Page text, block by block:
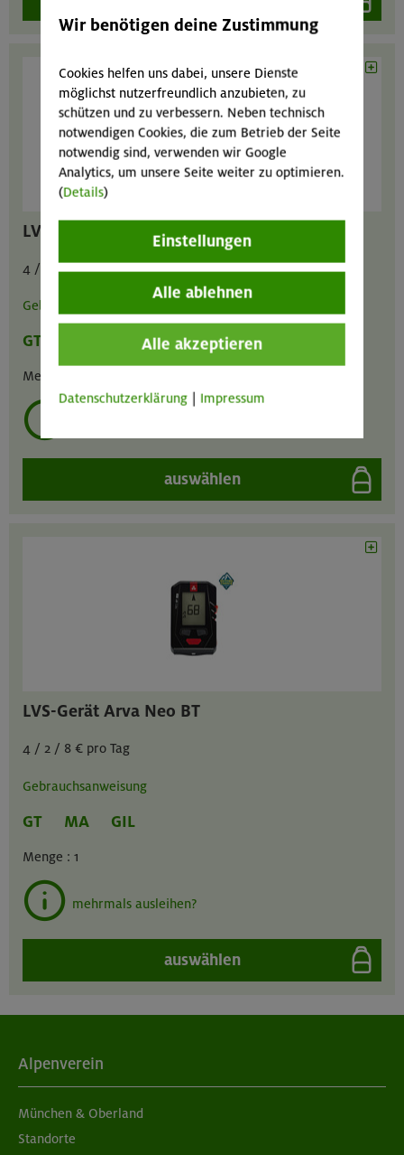
LVS-Gerät Ortovox Diract Voice
4 / 2 / 8 € pro Tag
Gebrauchsanweisung
GT
Menge :
auswählen
LVS-Gerät Arva Neo BT
4 / 2 / 8 € pro Tag
Gebrauchsanweisung
GT MA GIL
Menge : 1
mehrmals ausleihen?
auswählen
Alpenverein
München & Oberland
Standorte
Wir benötigen deine Zustimmung
Cookies helfen uns dabei, unsere Dienste
möglichst nutzerfreundlich anzubieten, zu
schützen und zu verbessern. Neben technisch
notwendigen Cookies, die zum Betrieb der Seite
notwendig sind, verwenden wir Google
Analytics, um unsere Seite weiter zu optimieren.
(Details)
Einstellungen
Alle ablehnen
Alle akzeptieren
Datenschutzerklärung Impressum